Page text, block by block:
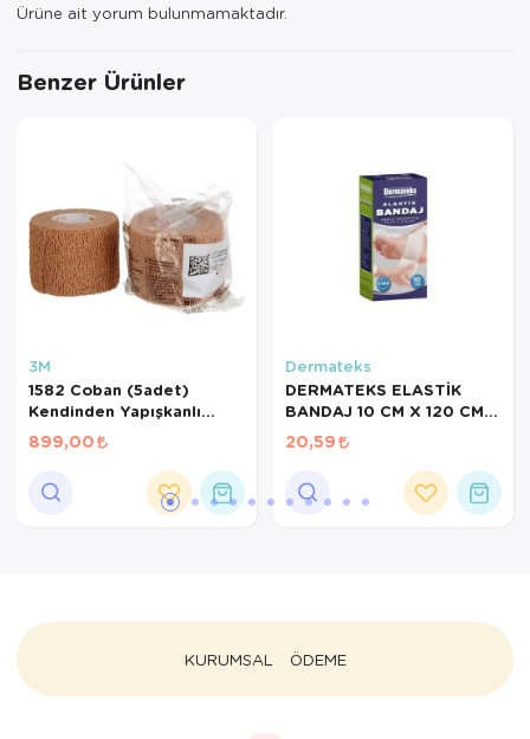
Ürüne ait yorum bulunmamaktadır.
Benzer Ürünler
3M
1582 Coban (5adet)
Kendinden Yapışkanlı
Sabitleme Sporcu Bandajı
5cmx4,5m
899,00
Dermateks
DERMATEKS ELASTİK
BANDAJ 10 CM X 120 CM
(POŞETLİ-KUTUSUZ)
20,59
KURUMSAL ÖDEME